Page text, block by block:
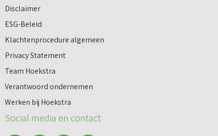
Nieuwbouw
r
e
e
n
n
i
e
u
Disclaimer
ESG-Beleid
Klachtenprocedure algemeen
Privacy Statement
Team Hoekstra
Verantwoord ondernemen
Werken bij Hoekstra
Social media en contact